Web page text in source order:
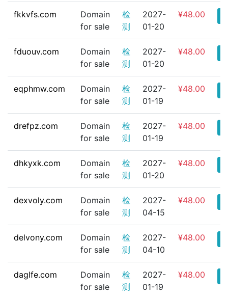
fkkvfs.com
Domain
for sale
检
测
2027-
01-20
¥48.00
fduouv.com
Domain
for sale
检
测
2027-
01-20
¥48.00
eqphmw.com
Domain
for sale
检
测
2027-
01-19
¥48.00
drefpz.com
Domain
for sale
检
测
2027-
01-19
¥48.00
dhkyxk.com
Domain
for sale
检
测
2027-
01-20
¥48.00
dexvoly.com
Domain
for sale
检
测
2027-
04-15
¥48.00
delvony.com
Domain
for sale
检
测
2027-
04-10
¥48.00
daglfe.com
Domain
for sale
检
测
2027-
01-19
¥48.00